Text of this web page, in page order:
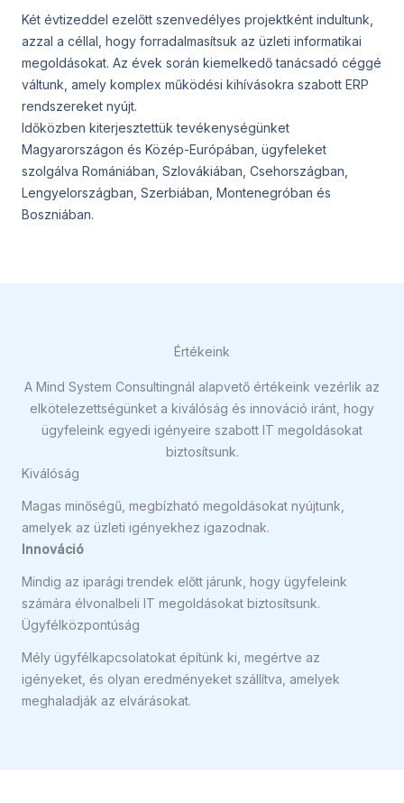
Két évtizeddel ezelőtt szenvedélyes projektként indultunk,
azzal a céllal, hogy forradalmasítsuk az üzleti informatikai
megoldásokat. Az évek során kiemelkedő tanácsadó céggé
váltunk, amely komplex működési kihívásokra szabott ERP
rendszereket nyújt.
Időközben kiterjesztettük tevékenységünket
Magyarországon és Közép-Európában, ügyfeleket
szolgálva Romániában, Szlovákiában, Csehországban,
Lengyelországban, Szerbiában, Montenegróban és
Boszniában.
Értékeink
A Mind System Consultingnál alapvető értékeink vezérlik az
elkötelezettségünket a kiválóság és innováció iránt, hogy
ügyfeleink egyedi igényeire szabott IT megoldásokat
biztosítsunk.
Kiválóság
Magas minőségű, megbízható megoldásokat nyújtunk,
amelyek az üzleti igényekhez igazodnak.
Innováció
Mindig az iparági trendek előtt járunk, hogy ügyfeleink
számára élvonalbeli IT megoldásokat biztosítsunk.
Ügyfélközpontúság
Mély ügyfélkapcsolatokat építünk ki, megértve az
igényeket, és olyan eredményeket szállítva, amelyek
meghaladják az elvárásokat.